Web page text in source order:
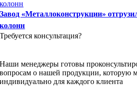
Завод «Металлоконструкции»
колонн
Требуется консультация?
Наши менеджеры готовы
вопросам о нашей продукции, которую
индивидуально для каждого клиента